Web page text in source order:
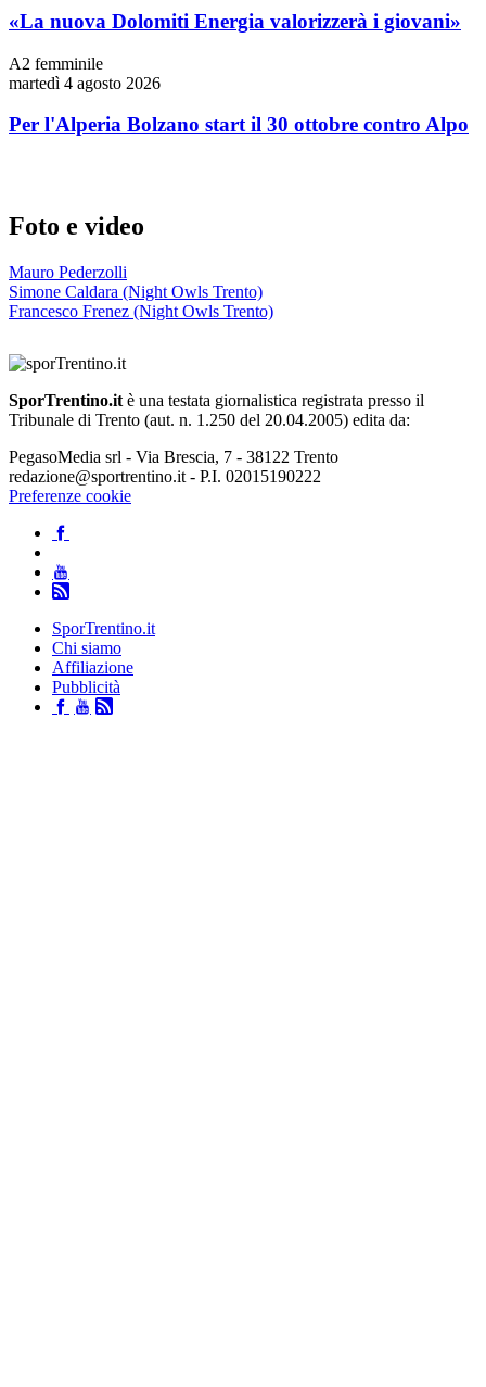
«La nuova Dolomiti Energia valorizzerà i giovani»
A2 femminile
martedì 4 agosto 2026
Per l'Alperia Bolzano start il 30 ottobre contro Alpo
Foto e video
Mauro Pederzolli
Simone Caldara (Night Owls Trento)
Francesco Frenez (Night Owls Trento)
SporTrentino.it è una testata giornalistica registrata presso il
Tribunale di Trento (aut. n. 1.250 del 20.04.2005) edita da:
PegasoMedia srl - Via Brescia, 7 - 38122 Trento
redazione@sportrentino.it - P.I. 02015190222
Preferenze cookie
SporTrentino.it
Chi siamo
Affiliazione
Pubblicità